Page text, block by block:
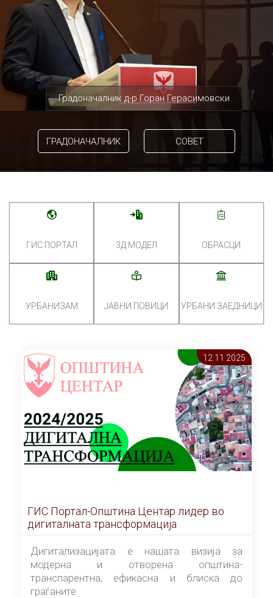
Градоначалник д-р Горан Герасимовски
ГРАДОНАЧАЛНИК СОВЕТ
ГИС ПОРТАЛ 3Д МОДЕЛ ОБРАСЦИ
УРБАНИЗАМ ЈАВНИ ПОВИЦИ УРБАНИ ЗАЕДНИЦИ
12.11 2025
ГИС Портал-Општина Центар лидер во
дигиталната трансформација
Дигитализацијата е нашата визија за
модерна и отворена општина-
транспарентна, ефикасна и блиска до
граѓаните.